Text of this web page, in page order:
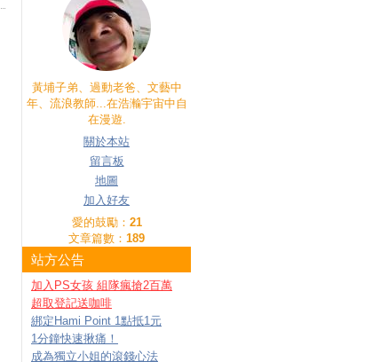
黃埔子弟、過動老爸、文藝中
年、流浪教師...在浩瀭宇宙中自
在漫遊.
關於本站
留言板
地圖
加入好友
愛的鼓勵： 21
文章篇數： 189
站方公告
加入PS女孩 組隊瘋搶2百萬
超取登記送咖啡
綁定Hami Point 1點抵1元
1分鐘快速揪痛！
成為獨立小姐的滾錢心法